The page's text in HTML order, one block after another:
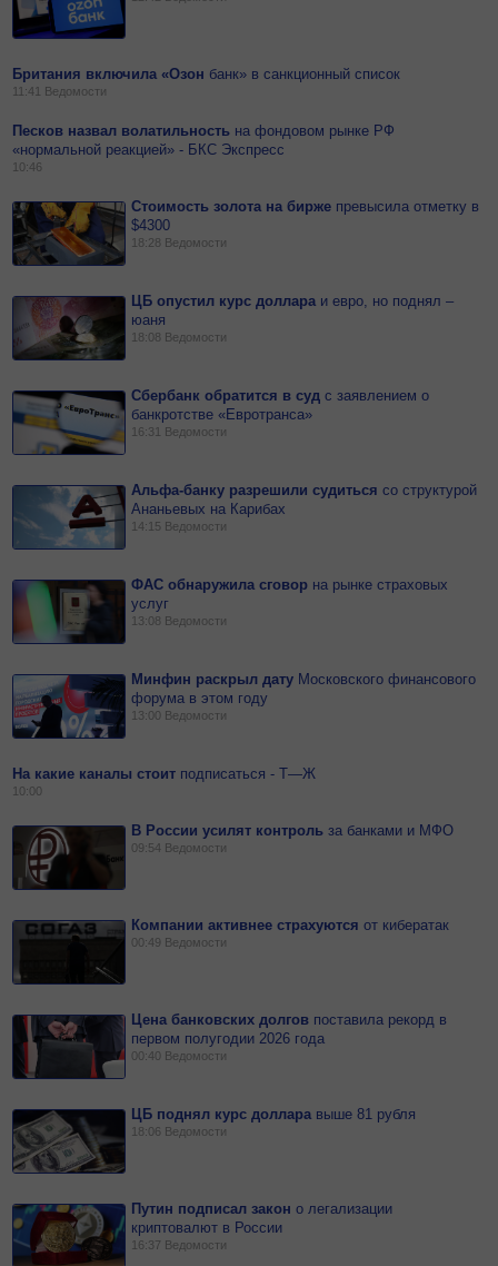
Британия включила «Озон банк» в санкционный список
11:41 Ведомости
Песков назвал волатильность нафондовом рынке РФ
«нормальной реакцией» - БКС Экспресс
10:46
Стоимость золота на бирже превысила отметку в
$4300
18:28 Ведомости
ЦБ опустил курс доллара иевро, но поднял –
юаня
18:08 Ведомости
Сбербанк обратится в судсзаявлением о
банкротстве «Евротранса»
16:31 Ведомости
Альфа-банку разрешили судитьсясоструктурой
Ананьевых на Карибах
14:15 Ведомости
ФАС обнаружила сговор на рынке страховых
услуг
13:08 Ведомости
Минфин раскрыл дату Московского финансового
форума в этом году
13:00 Ведомости
На какие каналы стоит подписаться - Т—Ж
10:00
В России усилят контрольза банками и МФО
09:54 Ведомости
Компании активнее страхуютсяот кибератак
00:49 Ведомости
Цена банковских долгов поставила рекорд в
первом полугодии 2026 года
00:40 Ведомости
ЦБ поднял курс доллара выше 81 рубля
18:06 Ведомости
Путин подписал законолегализации
криптовалют в России
16:37 Ведомости